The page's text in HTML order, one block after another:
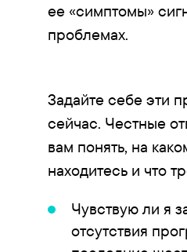
ее «симптомы»
проблемах.
Задайте себе эти
сейчас. Честные
вам понять, на
находитесь и что
Чувствую ли я
отсутствия